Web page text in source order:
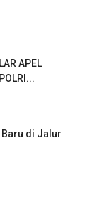
APEL
di Jalur